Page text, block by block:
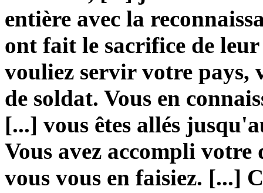
entière avec la
ont fait le sacrifice de
vouliez servir votre pays,
de soldat. Vous en
[...] vous êtes allés
Vous avez accompli votre
vous vous en faisiez. [...]